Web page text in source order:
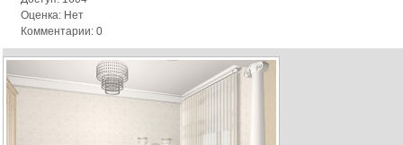
Оценка: Нет
Комментарии: 0